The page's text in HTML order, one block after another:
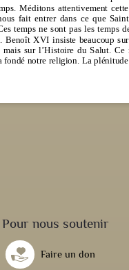
Pour nous soutenir
Faire un don